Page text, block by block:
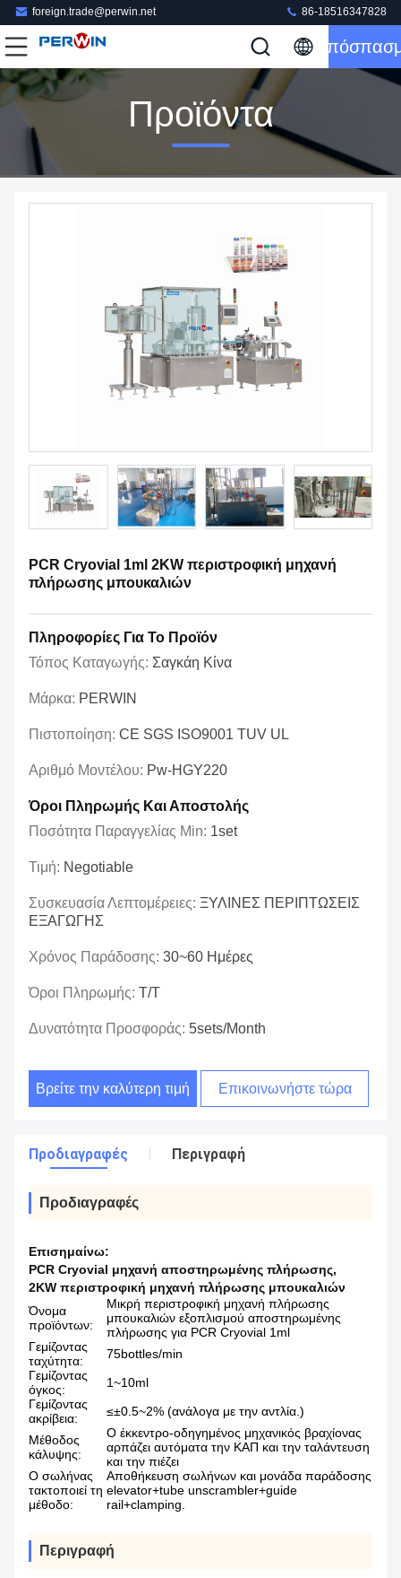
foreign.trade@perwin.net 86-18516347828
Προϊόντα
PCR Cryovial 1ml 2KW περιστροφική μηχανή
πλήρωσης μπουκαλιών
Πληροφορίες Για Το Προϊόν
Τόπος Καταγωγής: Σαγκάη Κίνα
Μάρκα: PERWIN
Πιστοποίηση: CE SGS ISO9001 TUV UL
Αριθμό Μοντέλου: Pw-HGY220
Όροι Πληρωμής Και Αποστολής
Ποσότητα Παραγγελίας Min: 1set
Τιμή: Negotiable
Συσκευασία Λεπτομέρειες: ΞΥΛΙΝΕΣ ΠΕΡΙΠΤΩΣΕΙΣ
ΕΞΑΓΩΓΗΣ
Χρόνος Παράδοσης: 30~60 Ημέρες
Όροι Πληρωμής: T/T
Δυνατότητα Προσφοράς: 5sets/month
Βρείτε την καλύτερη τιμή Επικοινωνήστε τώρα
Προδιαγραφές Περιγραφή
Προδιαγραφές
Επισημαίνω:
PCR Cryovial μηχανή αποστηρωμένης πλήρωσης,
2KW περιστροφική μηχανή πλήρωσης μπουκαλιών
Όνομα
προϊόντων:
Μικρή περιστροφική μηχανή πλήρωσης
μπουκαλιών εξοπλισμού αποστηρωμένης
πλήρωσης για PCR Cryovial 1ml
Γεμίζοντας
ταχύτητα:
75bottles/min
Γεμίζοντας
όγκος:
1~10ml
Γεμίζοντας
ακρίβεια:
≤±0.5~2% (ανάλογα με την αντλία.)
Μέθοδος
κάλυψης:
Ο έκκεντρο-οδηγημένος μηχανικός βραχίονας
αρπάζει αυτόματα την ΚΑΠ και την ταλάντευση
και την πιέζει
Ο σωλήνας
τακτοποιεί τη
μέθοδο:
Αποθήκευση σωλήνων και μονάδα παράδοσης
elevator+tube unscrambler+guide
rail+clamping.
Περιγραφή